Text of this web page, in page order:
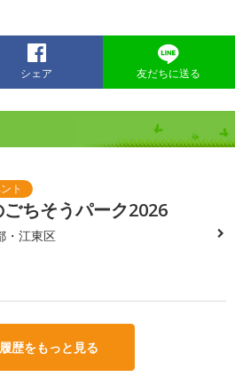
シェア 友だちに送る
ちそうパーク2026
・江東区
歴をもっと見る